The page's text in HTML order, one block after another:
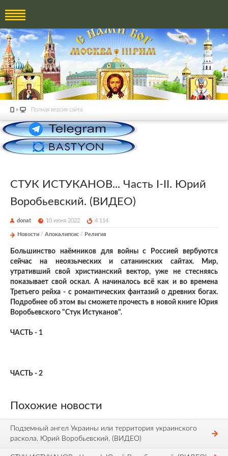
Полная версия сайта
СТУК ИСТУКАНОВ... Часть I-II. Юрий
Воробьевский. (ВИДЕО)
donat 10 июня 2022 4 114
Новости / Апокалипсис / Религия
Большинство наёмников для войны с Россией вербуются
сейчас на неоязыческих и сатанинских сайтах. Мир,
утративший свой христианский вектор, уже не стесняясь
показывает свой оскал. А начиналось всё как и во времена
Третьего рейха - с романтических фантазий о древних богах.
Подробнее об этом вы сможете прочесть в новой книге Юрия
Воробьевского "Стук Истуканов".
ЧАСТЬ - 1
ЧАСТЬ - 2
Похожие новости
Подземный ангел Украины или территория украинского
раскола. Юрий Воробьевский. (ВИДЕО)